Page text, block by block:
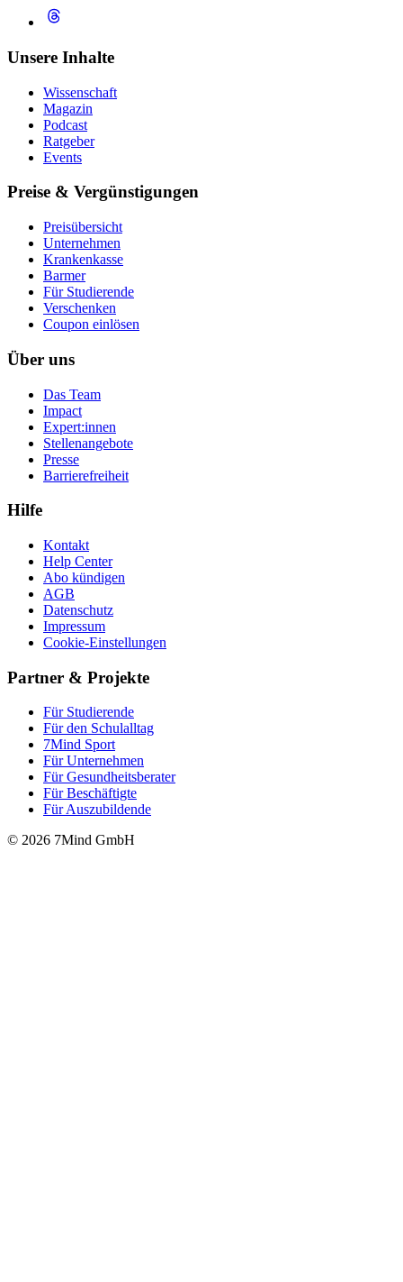
Unsere Inhalte
Wissenschaft
Magazin
Podcast
Ratgeber
Events
Preise & Vergünstigungen
Preisübersicht
Unternehmen
Krankenkasse
Barmer
Für Studierende
Ver­schen­ken
Coupon einlösen
Über uns
Das Team
Impact
Expert:innen
Stellenangebote
Presse
Barrierefreiheit
Hilfe
Kontakt
Help Center
Abo kündigen
AGB
Datenschutz
Impressum
Cookie-Einstellungen
Partner & Projekte
Für Stu­die­rende
Für den Schulalltag
7Mind Sport
Für Unter­neh­men
Für Gesund­heits­be­ra­ter
Für Beschäftigte
Für Auszubildende
© 2026 7Mind GmbH